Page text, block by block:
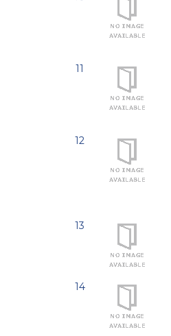
11
12
13
14